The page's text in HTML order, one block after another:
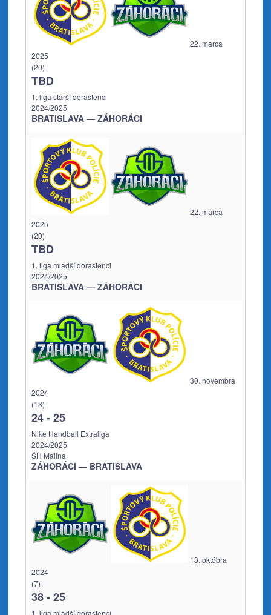
22. marca
2025
(20)
TBD
1. liga starší dorastenci
2024/2025
BRATISLAVA — ZÁHORÁCI
22. marca
2025
(20)
TBD
1. liga mladší dorastenci
2024/2025
BRATISLAVA — ZÁHORÁCI
30. novembra
2024
(13)
24-25
Nike Handball Extraliga
2024/2025
ŠH Malina
ZÁHORÁCI — BRATISLAVA
13. októbra
2024
(7)
38-25